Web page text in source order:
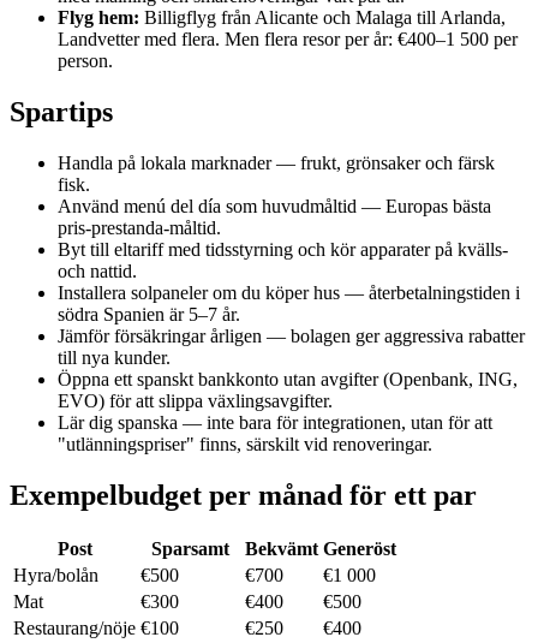
Flyg hem: Billigflyg från Alicante och Malaga till Arlanda,
Landvetter med flera. Men flera resor per år: €400–1 500 per
person.
Spartips
Handla på lokala marknader — frukt, grönsaker och färsk
fisk.
Använd menú del día som huvudmåltid — Europas bästa
pris-prestanda-måltid.
Byt till eltariff med tidsstyrning och kör apparater på kvälls-
och nattid.
Installera solpaneler om du köper hus — återbetalningstiden i
södra Spanien är 5–7 år.
Jämför försäkringar årligen — bolagen ger aggressiva rabatter
till nya kunder.
Öppna ett spanskt bankkonto utan avgifter (Openbank, ING,
EVO) för att slippa växlingsavgifter.
Lär dig spanska — inte bara för integrationen, utan för att
"utlänningspriser" finns, särskilt vid renoveringar.
Exempelbudget per månad för ett par
Post Sparsamt Bekvämt Generöst
Hyra/bolån
€500 €700
€1 000
Mat
€300 €400
€500
Restaurang/nöje €100 €250
€400